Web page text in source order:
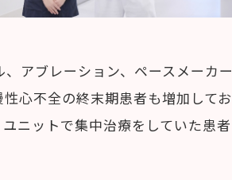
アブレーション、ペースメーカー
心不全の終末期患者も増加してお
ニットで集中治療をしていた患者